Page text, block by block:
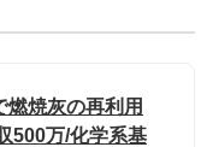
燃焼灰の再利用
500万/化学系基